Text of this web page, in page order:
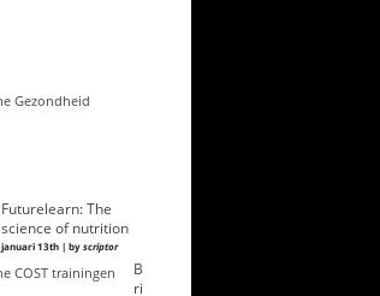
Futurelearn: The
science of nutrition
januari 13th | byscriptor
B
ri